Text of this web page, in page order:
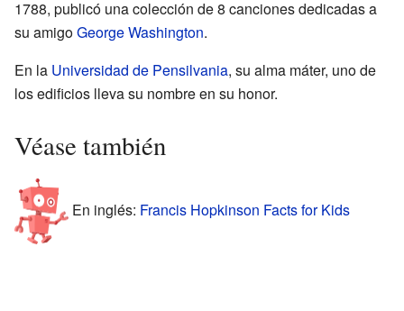
1788, publicó una colección de 8 canciones dedicadas a
su amigoGeorge Washington.
En la Universidad de Pensilvania, su alma máter, uno de
los edificios lleva su nombre en su honor.
Véase también
En inglés: Francis Hopkinson Facts for Kids